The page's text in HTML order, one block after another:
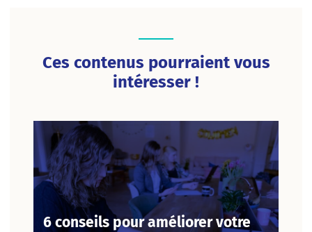
Ces contenus pourraient vous
intéresser !
6 conseils pour améliorer votre